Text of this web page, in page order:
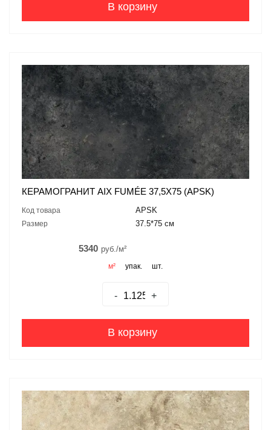
В корзину
КЕРАМОГРАНИТ AIX FUMÉE 37,5X75 (APSK)
Код товара APSK
Размер 37.5*75 см
5340 руб./м²
м² упак. шт.
- +
В корзину